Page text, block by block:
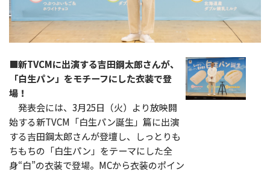
■新TVCMに出演する吉田鋼太郎さんが、
「白生パン」をモチーフにした衣装で登
場！
発表会には、3月25日（火）より放映開
始する新TVCM「白生パン誕生」篇に出演
する吉田鋼太郎さんが登壇し、しっとりも
ちもちの「白生パン」をテーマにした全
身“白”の衣装で登場。MCから衣装のポイン